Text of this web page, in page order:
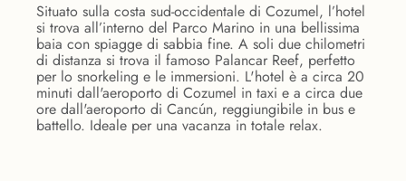
Situato sulla costa sud-occidentale di Cozumel, l’hotel
si trova all’interno del Parco Marino in una bellissima
baia con spiagge di sabbia fine. A soli due chilometri
di distanza si trova il famoso Palancar Reef, perfetto
per lo snorkeling e le immersioni. L'hotel è a circa 20
minuti dall'aeroporto di Cozumel in taxi e a circa due
ore dall'aeroporto di Cancún, reggiungibile in bus e
battello. Ideale per una vacanza in totale relax.